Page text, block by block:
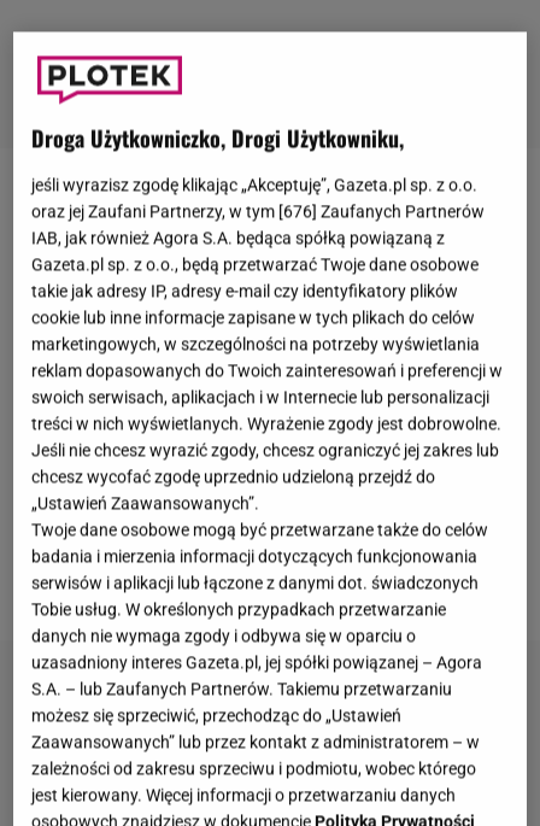
W czerwcu na greckiej wyspie Kos doszło do
tragedii.Anastazja Rubińskarazem z narzeczonym
wyjechała tam do pracy. Jednego wieczoru wyszła
do miasta, gdzie miała spędzić czas m.in. w
towarzystwie 32-latka z Bangladeszu. 27-latka nie
wróciła już do domu, a kilka dni później odnaleziono
jej ciało.Znajdowało się w odległości około
kilometra od mieszkania wyżej wspomnianego
mężczyzny.Zwłoki umieszczono w czarnym
przykryto gałęziami. Salahuddin S. został oskarżony
o porwanie, gwałt i zabójstwo Anastazji. Kiedy
odbędzie się proces?
Droga Użytkowniczko, Drogi Użytkowniku,
jeśli wyrazisz zgodę klikając „Akceptuję”, Gazeta.pl sp. z o.o.
oraz jej Zaufani Partnerzy, w tym [676] Zaufanych Partnerów
IAB, jak również Agora S.A. będąca spółką powiązaną z
Gazeta.pl sp. z o.o., będą przetwarzać Twoje dane osobowe
takie jak adresy IP, adresy e-mail czy identyfikatory plików
cookie lub inne informacje zapisane w tych plikach do celów
marketingowych, w szczególności na potrzeby wyświetlania
reklam dopasowanych do Twoich zainteresowań i preferencji w
swoich serwisach, aplikacjach i w Internecie lub personalizacji
treści w nich wyświetlanych. Wyrażenie zgody jest dobrowolne.
Jeśli nie chcesz wyrazić zgody, chcesz ograniczyć jej zakres lub
chcesz wycofać zgodę uprzednio udzieloną przejdź do
„Ustawień Zaawansowanych”.
Twoje dane osobowe mogą być przetwarzane także do celów
badania i mierzenia informacji dotyczących funkcjonowania
serwisów i aplikacji lub łączone z danymi dot. świadczonych
Tobie usług. W określonych przypadkach przetwarzanie
danych nie wymaga zgody i odbywa się w oparciu o
uzasadniony interes Gazeta.pl, jej spółki powiązanej – Agora
S.A. – lub Zaufanych Partnerów. Takiemu przetwarzaniu
możesz się sprzeciwić, przechodząc do „Ustawień
Zaawansowanych” lub przez kontakt z administratorem – w
zależności od zakresu sprzeciwu i podmiotu, wobec którego
jest kierowany. Więcej informacji o przetwarzaniu danych
osobowych znajdziesz w dokumenciePolityka Prywatności